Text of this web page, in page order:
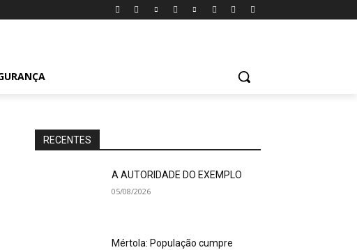
RECENTES
A AUTORIDADE DO EXEMPLO
05/08/2026
Mértola: População cumpre